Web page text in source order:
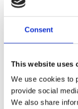
Consent
This website uses
We use cookies to
provide social
We also share
99,00
Antal
Lagerstatus 7 st i
Wikholm Form